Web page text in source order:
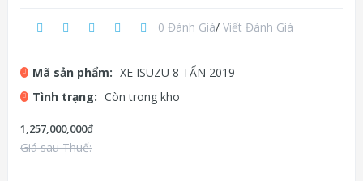
0 Đánh Giá/ Viết Đánh Giá
Mã sản phẩm: XE ISUZU 8 TẤN 2019
Tình trạng: Còn trong kho
1,257,000,000đ
Giá sau Thuế: